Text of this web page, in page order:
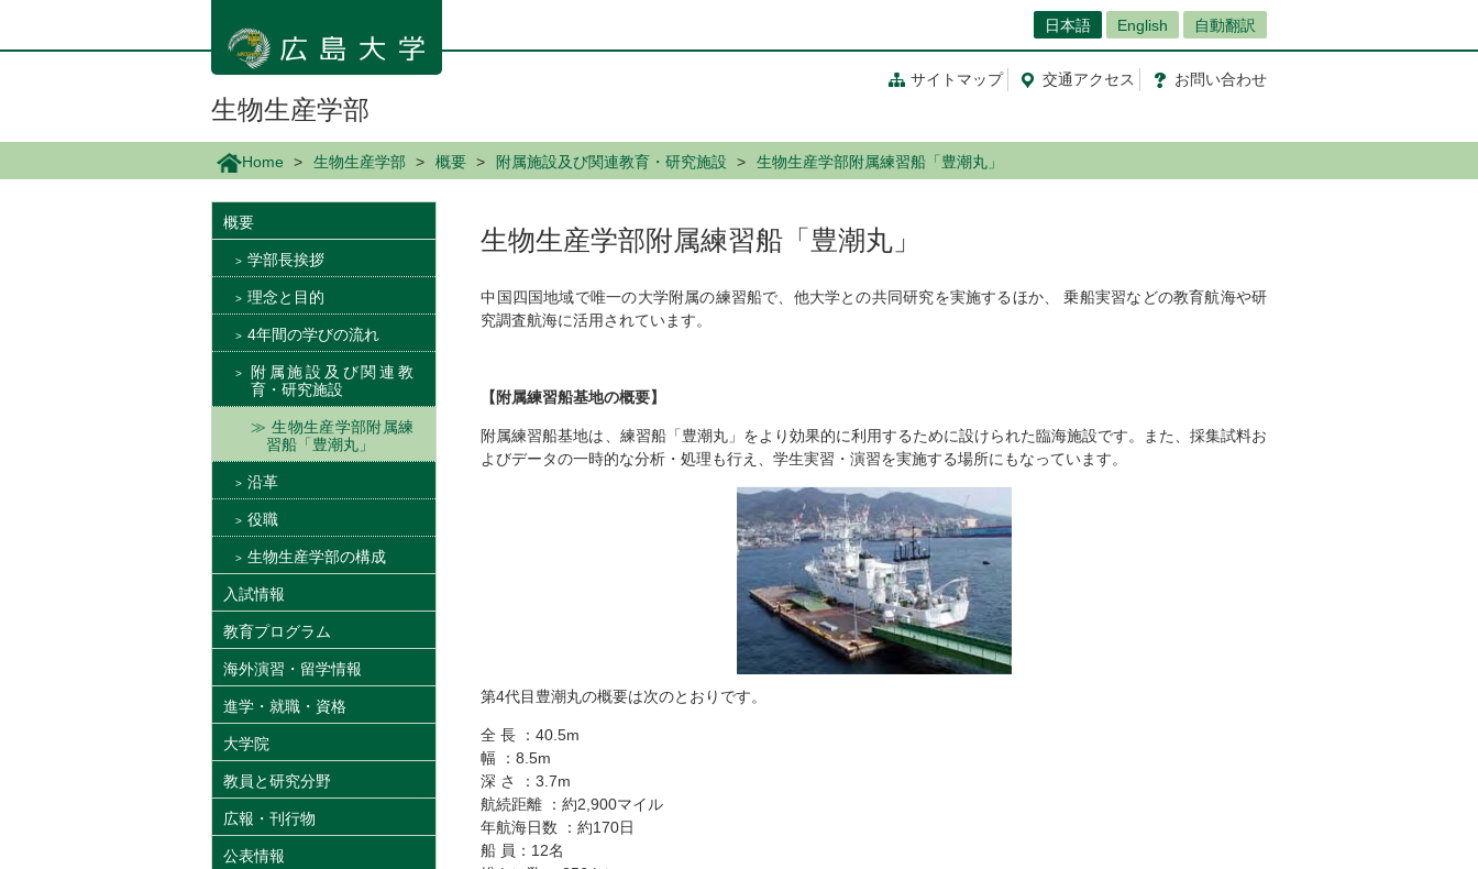
ン
日本語 English 自動翻訳
サイトマップ 交通アクセス お問い合わせ
生物生産学部
Home 生物生産学部 概要 附属施設及び関連教育・研究施設 生物生産学部附属練習船「豊潮丸」
生物生産学部附属練習船「豊潮丸」
中国四国地域で唯一の大学附属の練習船で、他大学との共同研究を実施するほか、 乗船実習などの教育航海や研
究調査航海に活用されています。
【附属練習船基地の概要】
附属練習船基地は、練習船「豊潮丸」をより効果的に利用するために設けられた臨海施設です。また、採集試料お
よびデータの一時的な分析・処理も行え、学生実習・演習を実施する場所にもなっています。
第4代目豊潮丸の概要は次のとおりです。
全 長 ：40.5m
幅 ：8.5m
深 さ ：3.7m
航続距離 ：約2,900マイル
年航海日数 ：約170日
船 員：12名
概要
学部長挨拶
理念と目的
4年間の学びの流れ
附属施設及び関連教
育・研究施設
生物生産学部附属練
習船「豊潮丸」
沿革
役職
生物生産学部の構成
入試情報
教育プログラム
海外演習・留学情報
進学・就職・資格
大学院
教員と研究分野
広報・刊行物
公表情報